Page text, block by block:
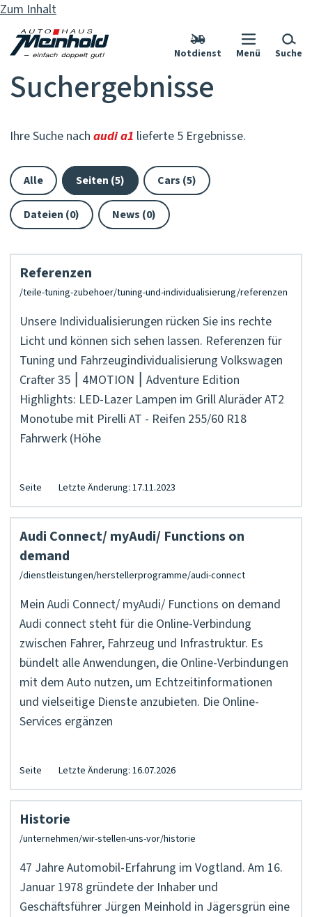
Zum Inhalt
Notdienst Menü Suche
Suchergebnisse
Ihre Suche nach audi a1 lieferte 5 Ergebnisse.
Alle Seiten (5) Cars (5)
Dateien (0) News (0)
Referenzen
Unsere Individualisierungen rücken Sie ins rechte
Licht und können sich sehen lassen. Referenzen für
Tuning und Fahrzeugindividualisierung Volkswagen
Crafter 35 ⎮ 4MOTION ⎮ Adventure Edition
Highlights: LED-Lazer Lampen im Grill Aluräder AT2
Monotube mit Pirelli AT - Reifen 255/60 R18
Fahrwerk (Höhe
Seite Letzte Änderung: 17.11.2023
Audi Connect/ myAudi/ Functions on
demand
Mein Audi Connect/ myAudi/ Functions on demand
Audi connect steht für die Online-Verbindung
zwischen Fahrer, Fahrzeug und Infrastruktur. Es
bündelt alle Anwendungen, die Online-Verbindungen
mit dem Auto nutzen, um Echtzeitinformationen
und vielseitige Dienste anzubieten. Die Online-
Services ergänzen
Seite Letzte Änderung: 16.07.2026
Historie
47 Jahre Automobil-Erfahrung im Vogtland. Am 16.
Januar 1978 gründete der Inhaber und
Geschäftsführer Jürgen Meinhold in Jägersgrün eine